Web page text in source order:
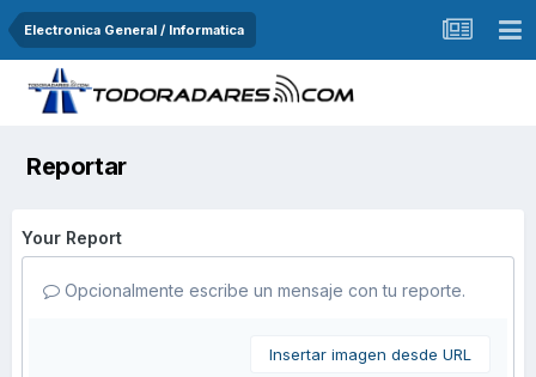
Electronica General / Informatica
Reportar
Your Report
Opcionalmente escribe un mensaje con tu reporte.
Insertar imagen desde URL